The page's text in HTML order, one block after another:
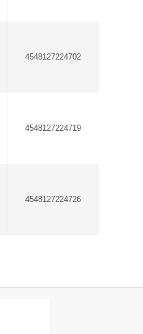
4548127224702
4548127224719
4548127224726